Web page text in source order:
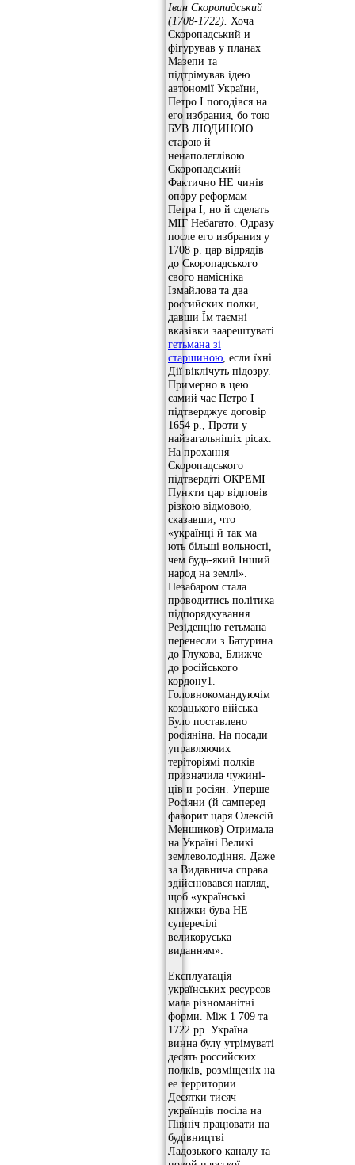
Іван Скоропадський
(1708-1722). Хоча
Скоропадський и
фігурував у планах
Мазепи та
підтрімував ідею
автономії України,
Петро І погодівся на
его избрания, бо тою
БУВ ЛЮДИНОЮ
старою й
ненаполеглівою.
Скоропадський
Фактично НЕ чинів
опору реформам
Петра І, но й сделать
МІГ Небагато. Одразу
после его избрания у
1708 р. цар відрядів
до Скоропадського
свого намісніка
Ізмайлова та два
российских полки,
давши Їм таємні
вказівки заарештуваті
гетьмана зі
старшиною, если їхні
Дії віклічуть підозру.
Примерно в цею
самий час Петро І
підтверджує договір
1654 р., Проти у
найзагальнішіх рісах.
На прохання
Скоропадського
підтвердіті ОКРЕМІ
Пункти цар відповів
різкою відмовою,
сказавши, что
«українці й так ма
ють більші вольності,
чем будь-який Інший
народ на землі».
Незабаром стала
проводитись політика
підпорядкування.
Резіденцію гетьмана
перенесли з Батурина
до Глухова, Ближче
до російського
кордону1.
Головнокомандуючім
козацького війська
Було поставлено
росіяніна. На посади
управляючих
теріторіямі полків
призначила чужині-
ців и росіян. Уперше
Росіяни (й самперед
фаворит царя Олексій
Меншиков) Отримала
на Україні Великі
землеволодіння. Даже
за Видавнича справа
здійснювався нагляд,
щоб «українські
книжки бува НЕ
суперечілі
великоруська
виданням».
Експлуатація
українських ресурсов
мала різноманітні
форми. Між 1 709 та
1722 рр. Україна
винна булу утрімуваті
десять российских
полків, розміщеніх на
ее территории.
Десятки тисяч
українців посіла на
Північ працювати на
будівництві
Ладозького каналу та